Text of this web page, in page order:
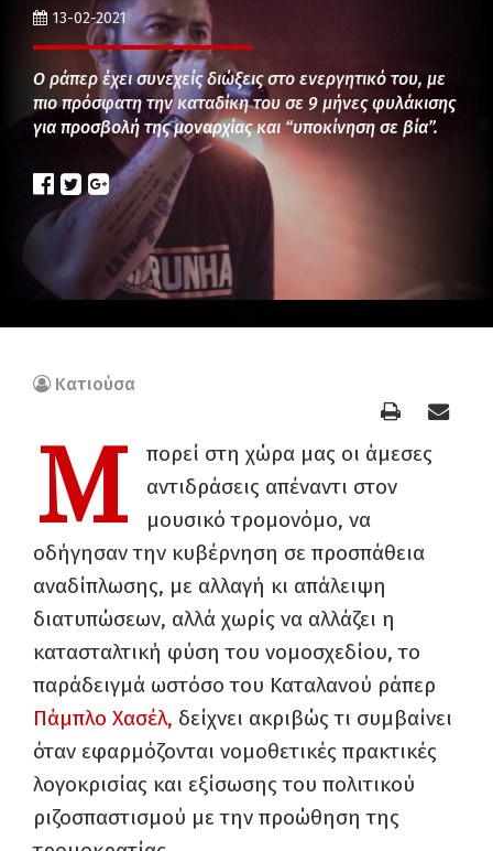
13-02-2021
Ο ράπερ έχει συνεχείς διώξεις στο ενεργητικό του, με
πιο πρόσφατη την καταδίκη του σε 9 μήνες φυλάκισης
για προσβολή της μοναρχίας και “υποκίνηση σε βία”.
Κατιούσα
Μ
πορεί στη χώρα μας οι άμεσες
αντιδράσεις απέναντι στον
μουσικό τρομονόμο, να
οδήγησαν την κυβέρνηση σε προσπάθεια
αναδίπλωσης, με αλλαγή κι απάλειψη
διατυπώσεων, αλλά χωρίς να αλλάζει η
κατασταλτική φύση του νομοσχεδίου, το
παράδειγμά ωστόσο του Καταλανού ράπερ
Πάμπλο Χασέλ, δείχνει ακριβώς τι συμβαίνει
όταν εφαρμόζονται νομοθετικές πρακτικές
λογοκρισίας και εξίσωσης του πολιτικού
ριζοσπαστισμού με την προώθηση της